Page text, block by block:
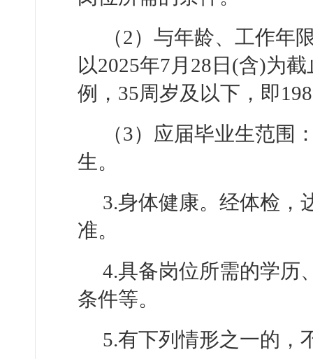
（2）与年龄、工作年
以2025年7月28日(含)为
例，35周岁及以下，即
（3）应届毕业生范围
生。
3.身体健康。经体检，
准。
4.具备岗位所需的学历
条件等。
5.有下列情形之一的，